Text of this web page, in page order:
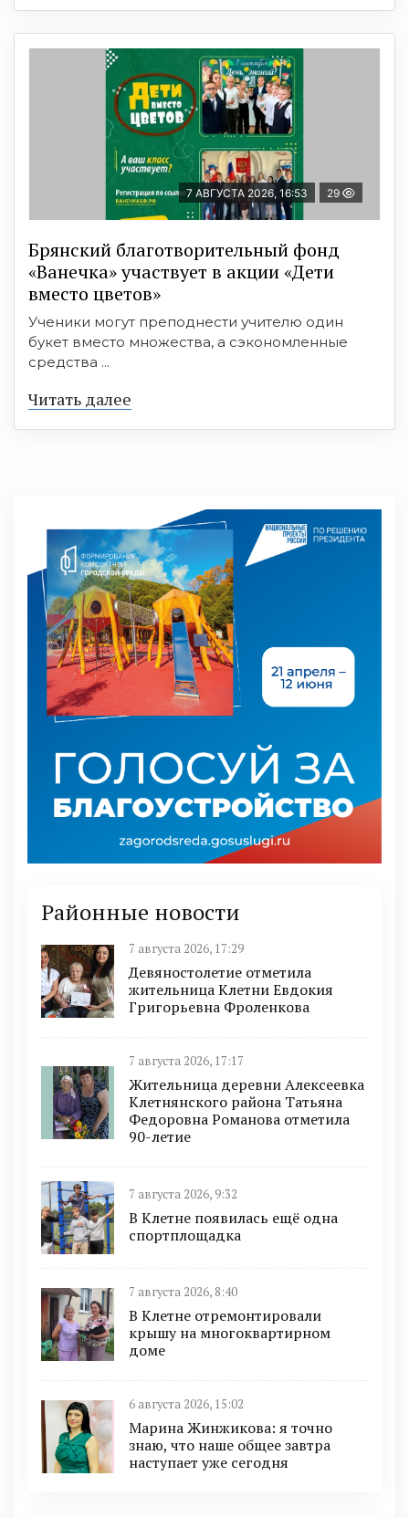
7 АВГУСТА 2026, 16:53 29
Брянский благотворительный фонд
«Ванечка» участвует в акции «Дети
вместо цветов»
Ученики могут преподнести учителю один
букет вместо множества, а сэкономленные
средства ...
Читать далее
Районные новости
7 августа 2026, 17:29
Девяностолетие отметила
жительница Клетни Евдокия
Григорьевна Фроленкова
7 августа 2026, 17:17
Жительница деревни Алексеевка
Клетнянского района Татьяна
Федоровна Романова отметила
90-летие
7 августа 2026, 9:32
В Клетне появилась ещё одна
спортплощадка
7 августа 2026, 8:40
В Клетне отремонтировали
крышу на многоквартирном
доме
6 августа 2026, 15:02
Марина Жинжикова: я точно
знаю, что наше общее завтра
наступает уже сегодня